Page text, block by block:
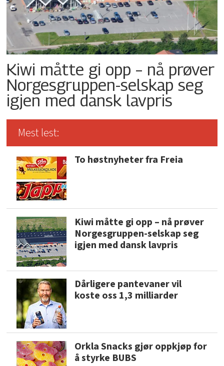
Kiwi måtte gi opp – nå prøver
Norgesgruppen-selskap seg
igjen med dansk lavpris
Mest lest:
To høstnyheter fra Freia
Kiwi måtte gi opp – nå prøver
Norgesgruppen-selskap seg
igjen med dansk lavpris
Dårligere pantevaner vil
koste oss 1,3 milliarder
Orkla Snacks gjør oppkjøp for
å styrke BUBS